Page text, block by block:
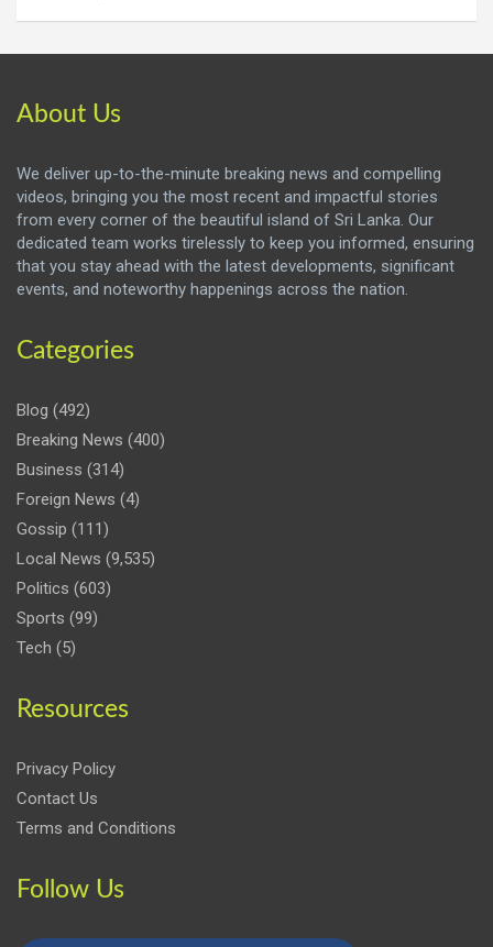
About Us
We deliver up-to-the-minute breaking news and compelling
videos, bringing you the most recent and impactful stories
from every corner of the beautiful island of Sri Lanka. Our
dedicated team works tirelessly to keep you informed, ensuring
that you stay ahead with the latest developments, significant
events, and noteworthy happenings across the nation.
Categories
Blog (492)
Breaking News (400)
Business (314)
Foreign News (4)
Gossip (111)
Local News (9,535)
Politics (603)
Sports (99)
Tech (5)
Resources
Privacy Policy
Contact Us
Terms and Conditions
Follow Us